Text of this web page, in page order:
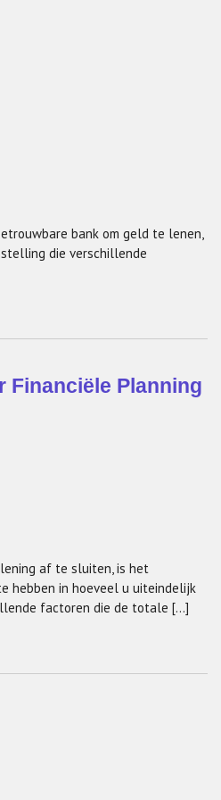
bank om geld te lenen,
die verschillende
Financiële Planning
lening af te sluiten, is het
hebben in hoeveel u uiteindelijk
factoren die de totale […]